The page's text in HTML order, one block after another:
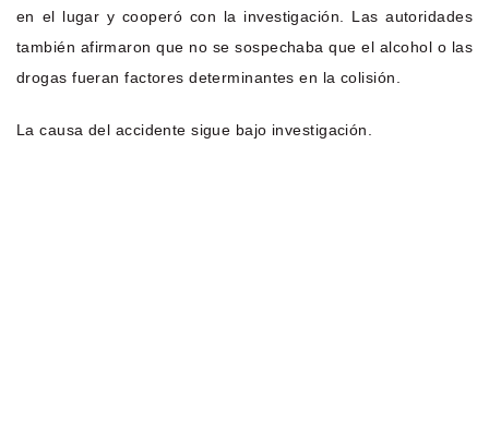
en el lugar y cooperó con la investigación. Las autoridades
también afirmaron que no se sospechaba que el alcohol o las
drogas fueran factores determinantes en la colisión.
La causa del accidente sigue bajo investigación.